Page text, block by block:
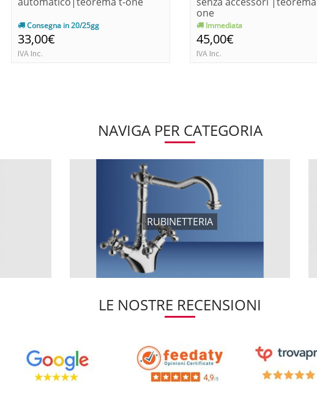
Consegna in 20/25gg
33,00€
IVA Inc.
one
Immediata
45,00€
IVA Inc.
NAVIGA PER CATEGORIA
RUBINETTERIA
LE NOSTRE RECENSIONI